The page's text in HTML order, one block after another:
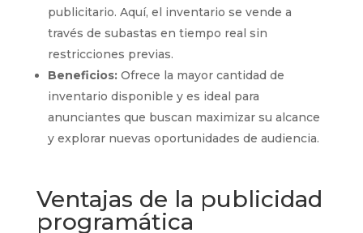
publicitario. Aquí, el inventario se vende a
través de subastas en tiempo real sin
restricciones previas.
Beneficios:Ofrece la mayor cantidad de
inventario disponible y es ideal para
anunciantes que buscan maximizar su alcance
y explorar nuevas oportunidades de audiencia.
Ventajas de la publicidad
programática